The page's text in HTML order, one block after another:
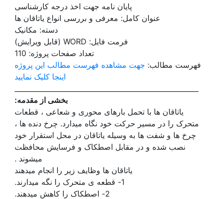
پایان نامه جهت اخذ درجه کارشناسی
عنوان کامل: معرفی و بررسی انواع یاتاقان ها
دسته: مکانیک
فرمت فایل: WORD (قابل ویرایش)
تعداد صفحات پروژه: 110
فهرست مطالب: جهت مشاهده فهرست مطالب این پروژه
اینجا کلیک نمایید
بخشی از مقدمه:
یاتاقان ها با تحمل بارهای محوری و شعاعی ، قطعات
متحرک را در مسیر حرکت خود نگاه میدارد. چرخ دنده ها ،
چرخ ها و شفت ها به وسیله یاتاقان در محل استقرار خود
نصب شده و در مقابل اصطکاک و فرسایش محافظت
میشوند .
یاتاقان ها وظایف زیر را انجام میدهند
1- قطعه ی متحرک را نگه میدارند.
2- اصطکاک را کاهش میدهند.